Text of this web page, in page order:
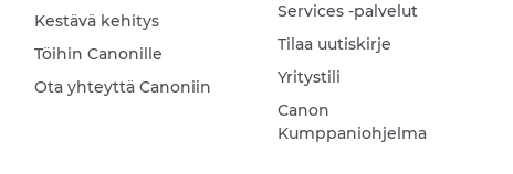
Kestävä kehitys
Töihin Canonille
Ota yhteyttä Canoniin
Services -palvelut
Tilaa uutiskirje
Yritystili
Canon
Kumppaniohjelma